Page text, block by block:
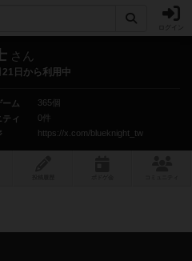
ログイン
さん
日から利用中
ーム
365個
ィ
0件
https://x.com/blueknight_tw